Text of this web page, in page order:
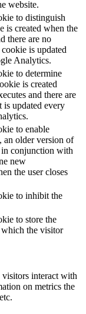
website.
to distinguish
is created when the
there are no
is updated
Analytics.
to determine
is created
and there are
is updated every
to enable
older version of
conjunction with
new
the user closes
to inhibit the
to store the
the visitor
interact with
on metrics the